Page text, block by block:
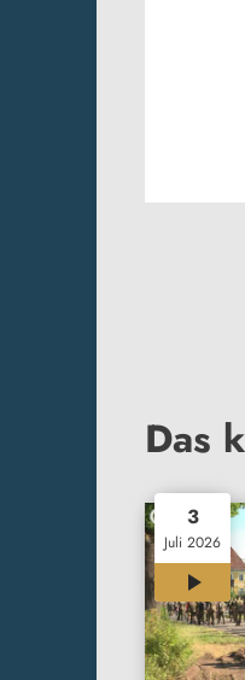
Das
3
Juli 2026
00:35